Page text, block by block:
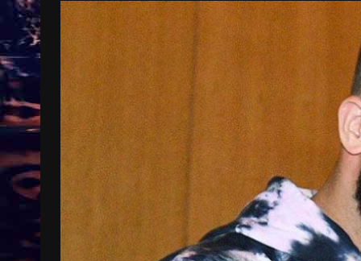
Treinkaartjes worden duurder,
abonnementen verdwijnen
9 months ago